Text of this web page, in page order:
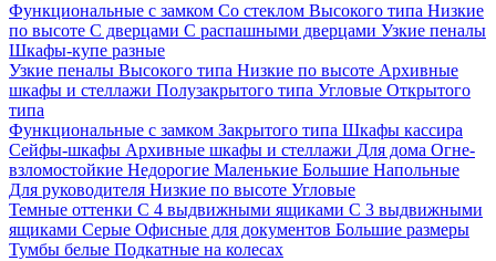
Функциональные с замком Со стеклом Высокого типа Низкие
по высоте С дверцами С распашными дверцами Узкие пеналы
Шкафы-купе разные
Узкие пеналы Высокого типа Низкие по высоте Архивные
шкафы и стеллажи Полузакрытого типа Угловые Открытого
типа
Функциональные с замком Закрытого типа Шкафы кассира
Сейфы-шкафы Архивные шкафы и стеллажи Для дома Огне-
взломостойкие Недорогие Маленькие Большие Напольные
Для руководителя Низкие по высоте Угловые
Темные оттенки С 4 выдвижными ящиками С 3 выдвижными
ящиками Серые Офисные для документов Большие размеры
Тумбы белые Подкатные на колесах